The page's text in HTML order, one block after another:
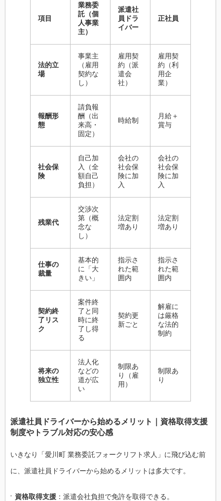
項目
業務委
託（個
人事業
主）
派遣社
員ドラ
イバー
正社員
法的立
場
事業主
（雇用
契約な
し）
雇用契
約（派
遣会
社）
雇用契
約（利
用企
業）
報酬形
態
請負報
酬（出
来高・
固定）
時給制
月給＋
賞与
社会保
険
自己加
入（全
額自己
負担）
会社の
社会保
険に加
入
会社の
社会保
険に加
入
残業代
交渉次
第（概
念な
し）
法定割
増あり
法定割
増あり
仕事の
裁量
基本的
に「大
きい」
指示さ
れた範
囲内
指示さ
れた範
囲内
契約終
了リス
ク
案件終
了と同
時に終
了し得
る
契約更
新ごと
解雇に
は厳格
な法的
制約
将来の
独立性
法人化
などの
道が広
い
制限あ
り（雇
用）
制限あ
り
派遣社員ドライバーから始めるメリット｜資格取得支援
制度やトラブル対応の安心感
いきなり「愛川町 業務委託フォークリフト求人」に飛び込む前
に、派遣社員ドライバーから始めるメリットは多大です。
資格取得支援 ：派遣会社負担で免許を取得できる。